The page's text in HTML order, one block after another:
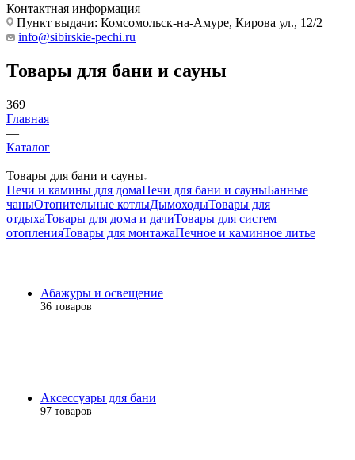
Контактная информация
Пункт выдачи: Комсомольск-на-Амуре, Кирова ул., 12/2
info@sibirskie-pechi.ru
Товары для бани и сауны
369
Главная
—
Каталог
—
Товары для бани и сауны
Печи и камины для домаПечи для бани и сауныБанные
чаныОтопительные котлыДымоходыТовары для
отдыхаТовары для дома и дачиТовары для систем
отопленияТовары для монтажаПечное и каминное литье
Абажуры и освещение
36 товаров
Аксессуары для бани
97 товаров